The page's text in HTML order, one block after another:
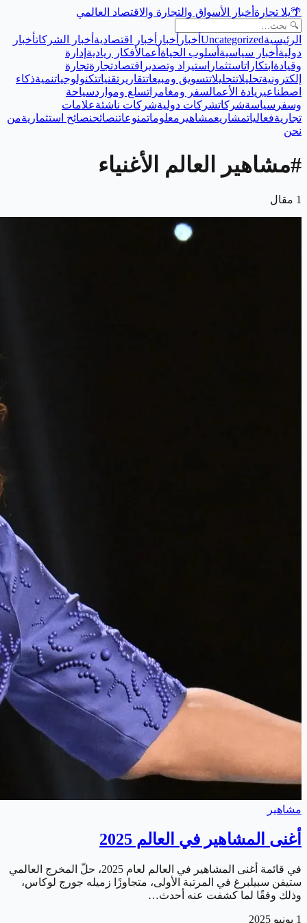
🌴يلا تجارة أخبار الأسواق والتجارة والاقتصاد العالمي
الرئيسيةUncategorized أخبار أخبار أخبار اقتصادية أخبار الشركاتأخبار
دولية أخبار سياسية أسلوب الحياة أعمالأفكار ريادية إدارة
وقيادة ابتكاراتاستثمار استيراد وتصدير اقتصادتجارةتجارة
إلكترونيةتحليلاتتحليلاتتسويق ومبيعاتتقارير تقنياتتكنولوجياتنميةذكاء
اصطناعيريادة الأعمالسفر ومغامراتسلع ومواردسياحة
وسفر سياسةشركاتشركات دوليةشركات ناشئةعلامات
تجاريةفعالياتمشاريعمشاهير معلوماتمنوعاتنصائحنصائح استثماريةمن
نحن
#مشاهير العالم الأغنياء
1 مقال
مشاهير
أغنى المشاهير في العالم 2025
في قائمة أغنى المشاهير في العالم لعام 2025، حلّ المخرج العالمي
ستيفن سبيلبرغ في المرتبة الأولى، متجاوزًا زميله جورج لوكاس،
وذلك وفقًا لما كشفت عنه أحدث…
1 يونيو 2025